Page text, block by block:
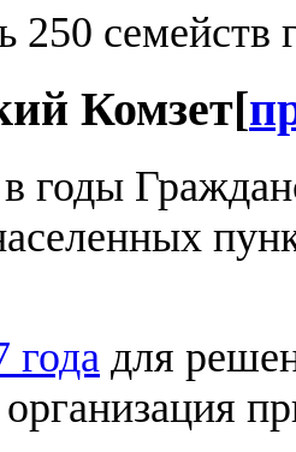
250 семейств
Комзет[
годы
года для